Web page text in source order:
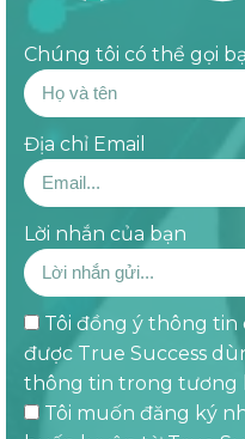
Chúng tôi có thể gọi
Địa chỉ Email
Lời nhắn của bạn
Tôi đồng ý thông tin
được True Success
thông tin trong tương
Tôi muốn đăng ký